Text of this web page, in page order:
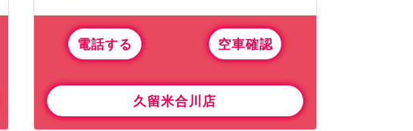
電話する 空車確認
久留米合川店